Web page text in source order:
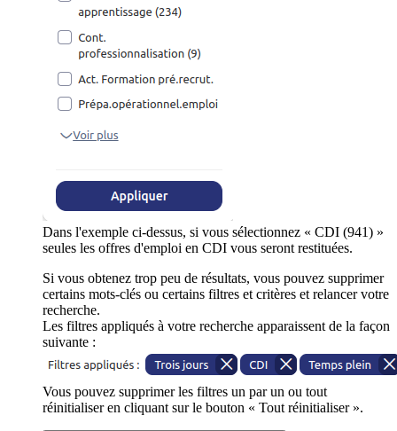
Dans l'exemple ci-dessus, si vous sélectionnez « CDI (941) »
seules les offres d'emploi en CDI vous seront restituées.
Si vous obtenez trop peu de résultats, vous pouvez supprimer
certains mots-clés ou certains filtres et critères et relancer votre
recherche.
Les filtres appliqués à votre recherche apparaissent de la façon
suivante :
Vous pouvez supprimer les filtres un par un ou tout
réinitialiser en cliquant sur le bouton « Tout réinitialiser ».